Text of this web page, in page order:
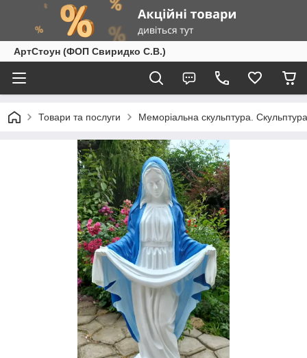
АртСтоун (ФОП Свиридко С.В.)
Товари та послуги Меморіальна скульптура.